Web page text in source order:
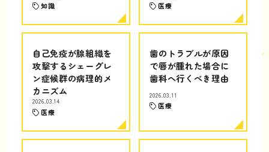
知識 医療
自己免疫が腺組織を
攻撃するシェーグレ
ン症候群の病理的メ
カニズム
2026.03.14
医療
歯のトラブルが原因
で唇が腫れた場合に
歯科へ行くべき理由
2026.03.11
医療